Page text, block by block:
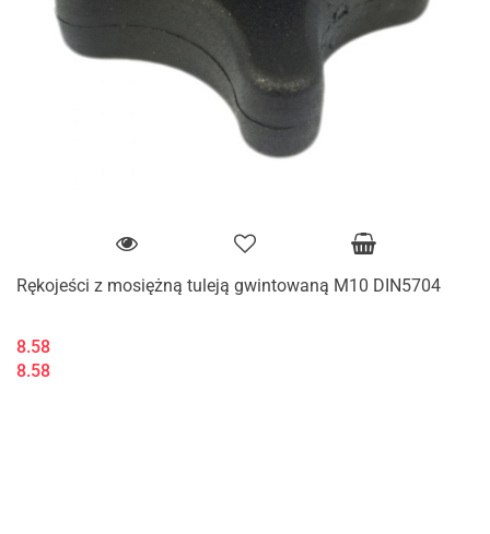
Rękojeści z mosiężną tuleją gwintowaną M10 DIN5704
8.58
8.58